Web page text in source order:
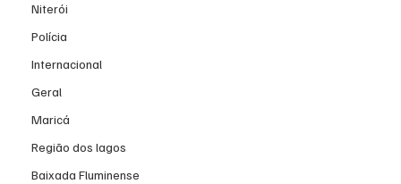
Niterói
Polícia
Internacional
Geral
Maricá
Região dos lagos
Baixada Fluminense